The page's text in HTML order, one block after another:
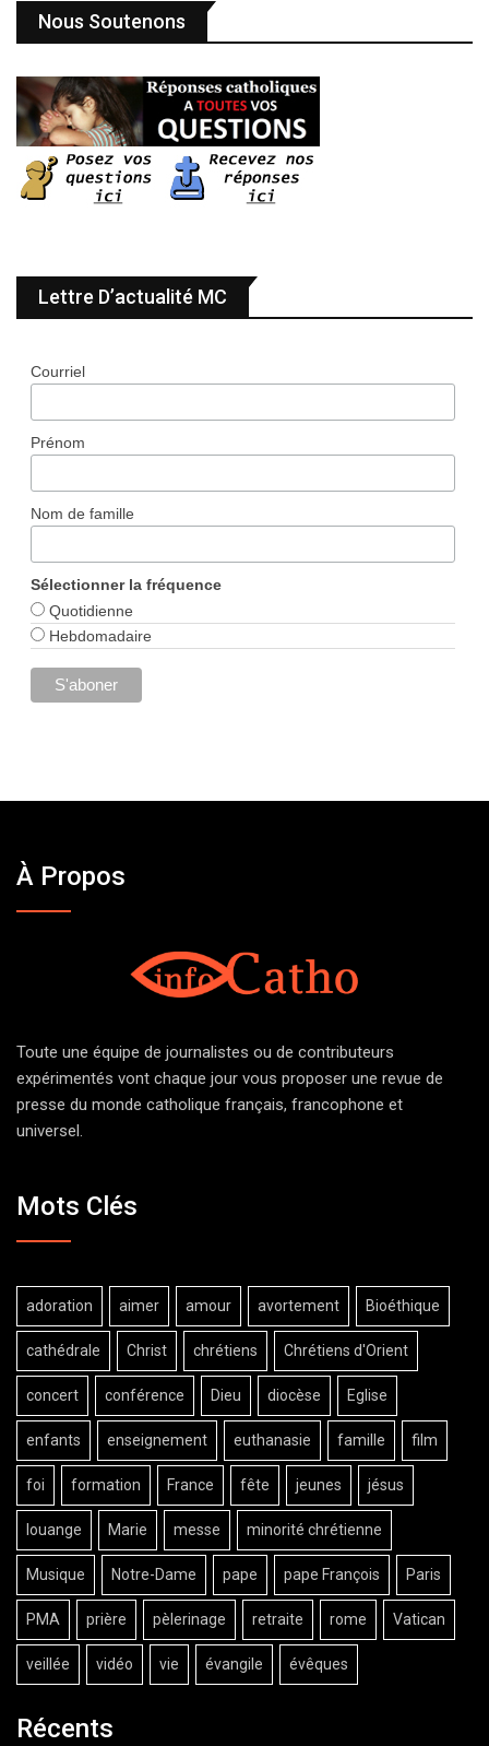
Nous Soutenons
Lettre D’actualité MC
Courriel
Prénom
Nom de famille
Sélectionner la fréquence
Quotidienne
Hebdomadaire
À Propos
Toute une équipe de journalistes ou de contributeurs
expérimentés vont chaque jour vous proposer une revue de
presse du monde catholique français, francophone et
universel.
Mots Clés
adoration aimer amour avortement Bioéthique
cathédrale Christ chrétiens Chrétiens d'Orient
concert conférence Dieu diocèse Eglise
enfants enseignement euthanasie famille film
foi formation France fête jeunes jésus
louange Marie messe minorité chrétienne
Musique Notre-Dame pape pape François Paris
PMA prière pèlerinage retraite rome Vatican
veillée vidéo vie évangile évêques
Récents